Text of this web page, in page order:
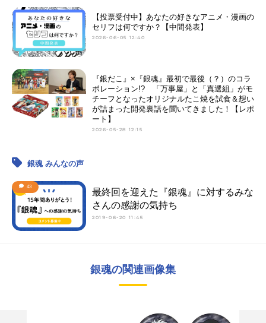
【投票受付中】あなたの好きなアニメ・漫画の
セリフは何ですか？【中間発表】
2026-06-05 12:40
『銀だこ』×『銀魂』最初で最後（？）のコラ
ボレーション!? 「万事屋」と「真選組」がモ
チーフとなったオリジナルたこ焼を試食＆想い
が詰まった開発裏話を聞いてきました！【レポ
ート】
2026-05-28 12:15
銀魂 みんなの声
43
最終回を迎えた『銀魂』に対するみな
さんの感謝の気持ち
2019-06-20 11:45
銀魂の関連画像集